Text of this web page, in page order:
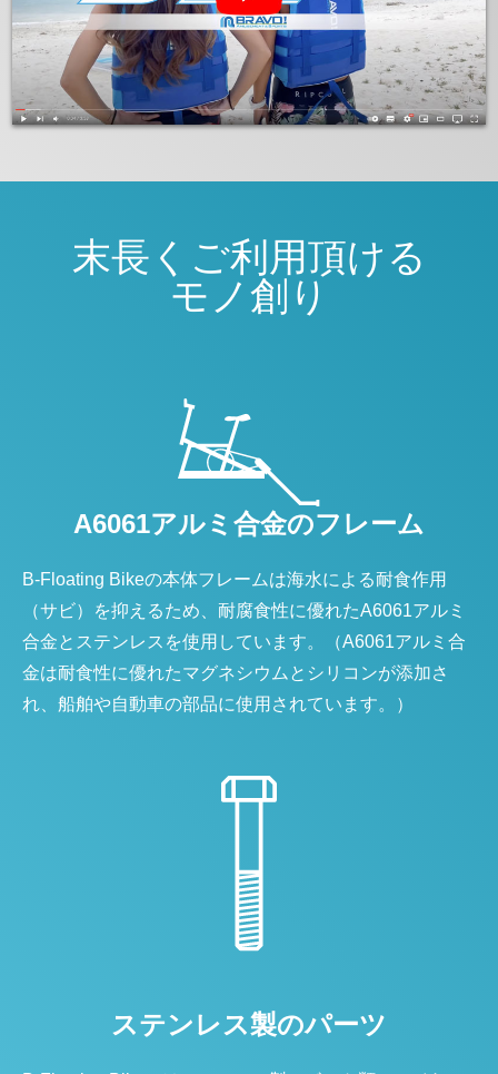
末長くご利用頂ける
モノ創り
A6061アルミ合金のフレーム
B-Floating Bikeの本体フレームは海水による耐食作用
（サビ）を抑えるため、耐腐食性に優れたA6061アルミ
合金とステンレスを使用しています。（A6061アルミ合
金は耐食性に優れたマグネシウムとシリコンが添加さ
れ、船舶や自動車の部品に使用されています。）
ステンレス製のパーツ